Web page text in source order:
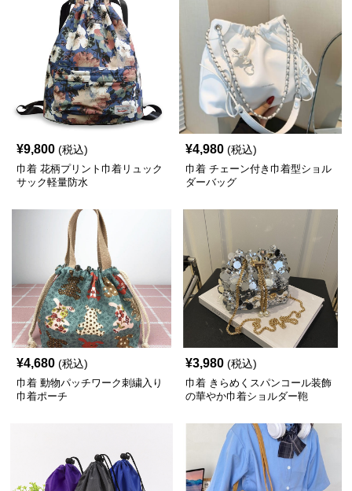
¥9,800 (税込)
巾着 花柄プリント巾着リュック
サック軽量防水
¥4,980 (税込)
巾着 チェーン付き巾着型ショル
ダーバッグ
¥4,680 (税込)
巾着 動物パッチワーク刺繍入り
巾着ポーチ
¥3,980 (税込)
巾着 きらめくスパンコール装飾
の華やか巾着ショルダー鞄